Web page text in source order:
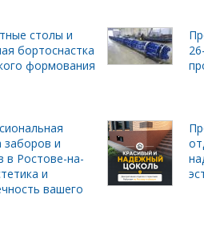
столы и
бортоснастка
формования
заборов и
в Ростове-на-
и
вашего